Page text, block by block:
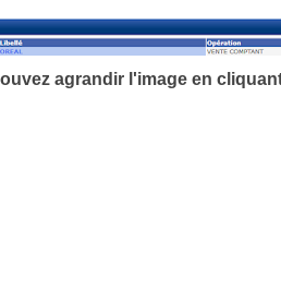
agrandir l'image en